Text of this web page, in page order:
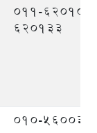
011-
620133
010-560033